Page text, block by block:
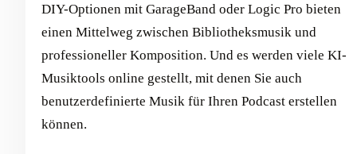
DIY-Optionen mit GarageBand oder Logic Pro bieten
einen Mittelweg zwischen Bibliotheksmusik und
professioneller Komposition. Und es werden viele KI-
Musiktools online gestellt, mit denen Sie auch
benutzerdefinierte Musik für Ihren Podcast erstellen
können.